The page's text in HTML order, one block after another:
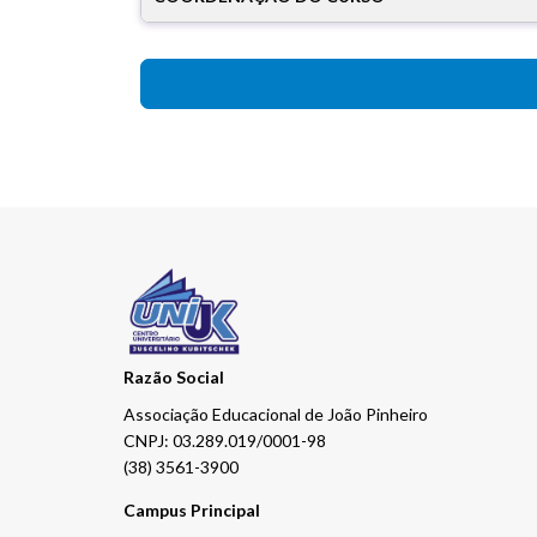
Razão Social
Associação Educacional de João Pinheiro
CNPJ: 03.289.019/0001-98
(38) 3561-3900
Campus Principal